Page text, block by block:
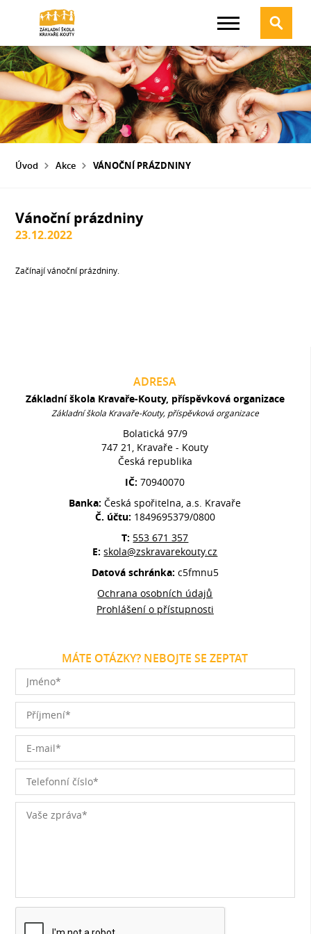
Úvod Akce VÁNOČNÍ PRÁZDNINY
Vánoční prázdniny
23.12.2022
Začínají vánoční prázdniny.
ADRESA
Základní škola Kravaře-Kouty, příspěvková organizace
Základní škola Kravaře-Kouty, příspěvková organizace
Bolatická 97/9
747 21, Kravaře - Kouty
Česká republika
IČ:70940070
Banka:Česká spořitelna, a.s. Kravaře
Č. účtu: 1849695379/0800
T: 553 671 357
E:skola@zskravarekouty.cz
Datová schránka: c5fmnu5
Ochrana osobních údajů
Prohlášení o přístupnosti
MÁTE OTÁZKY? NEBOJTE SE ZEPTAT